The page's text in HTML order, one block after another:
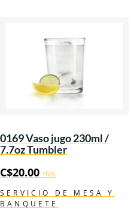
0169 Vaso jugo 230ml /
7.7oz Tumbler
C$20.00 +IVA
SERVICIO DE MESA Y
BANQUETE